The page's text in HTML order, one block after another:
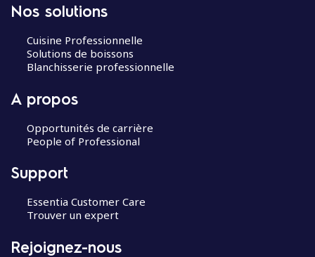
Nos solutions
Cuisine Professionnelle
Solutions de boissons
Blanchisserie professionnelle
A propos
Opportunités de carrière
People of Professional
Support
Essentia Customer Care
Trouver un expert
Rejoignez-nous